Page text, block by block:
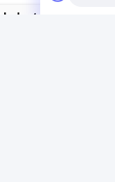
VoIP-